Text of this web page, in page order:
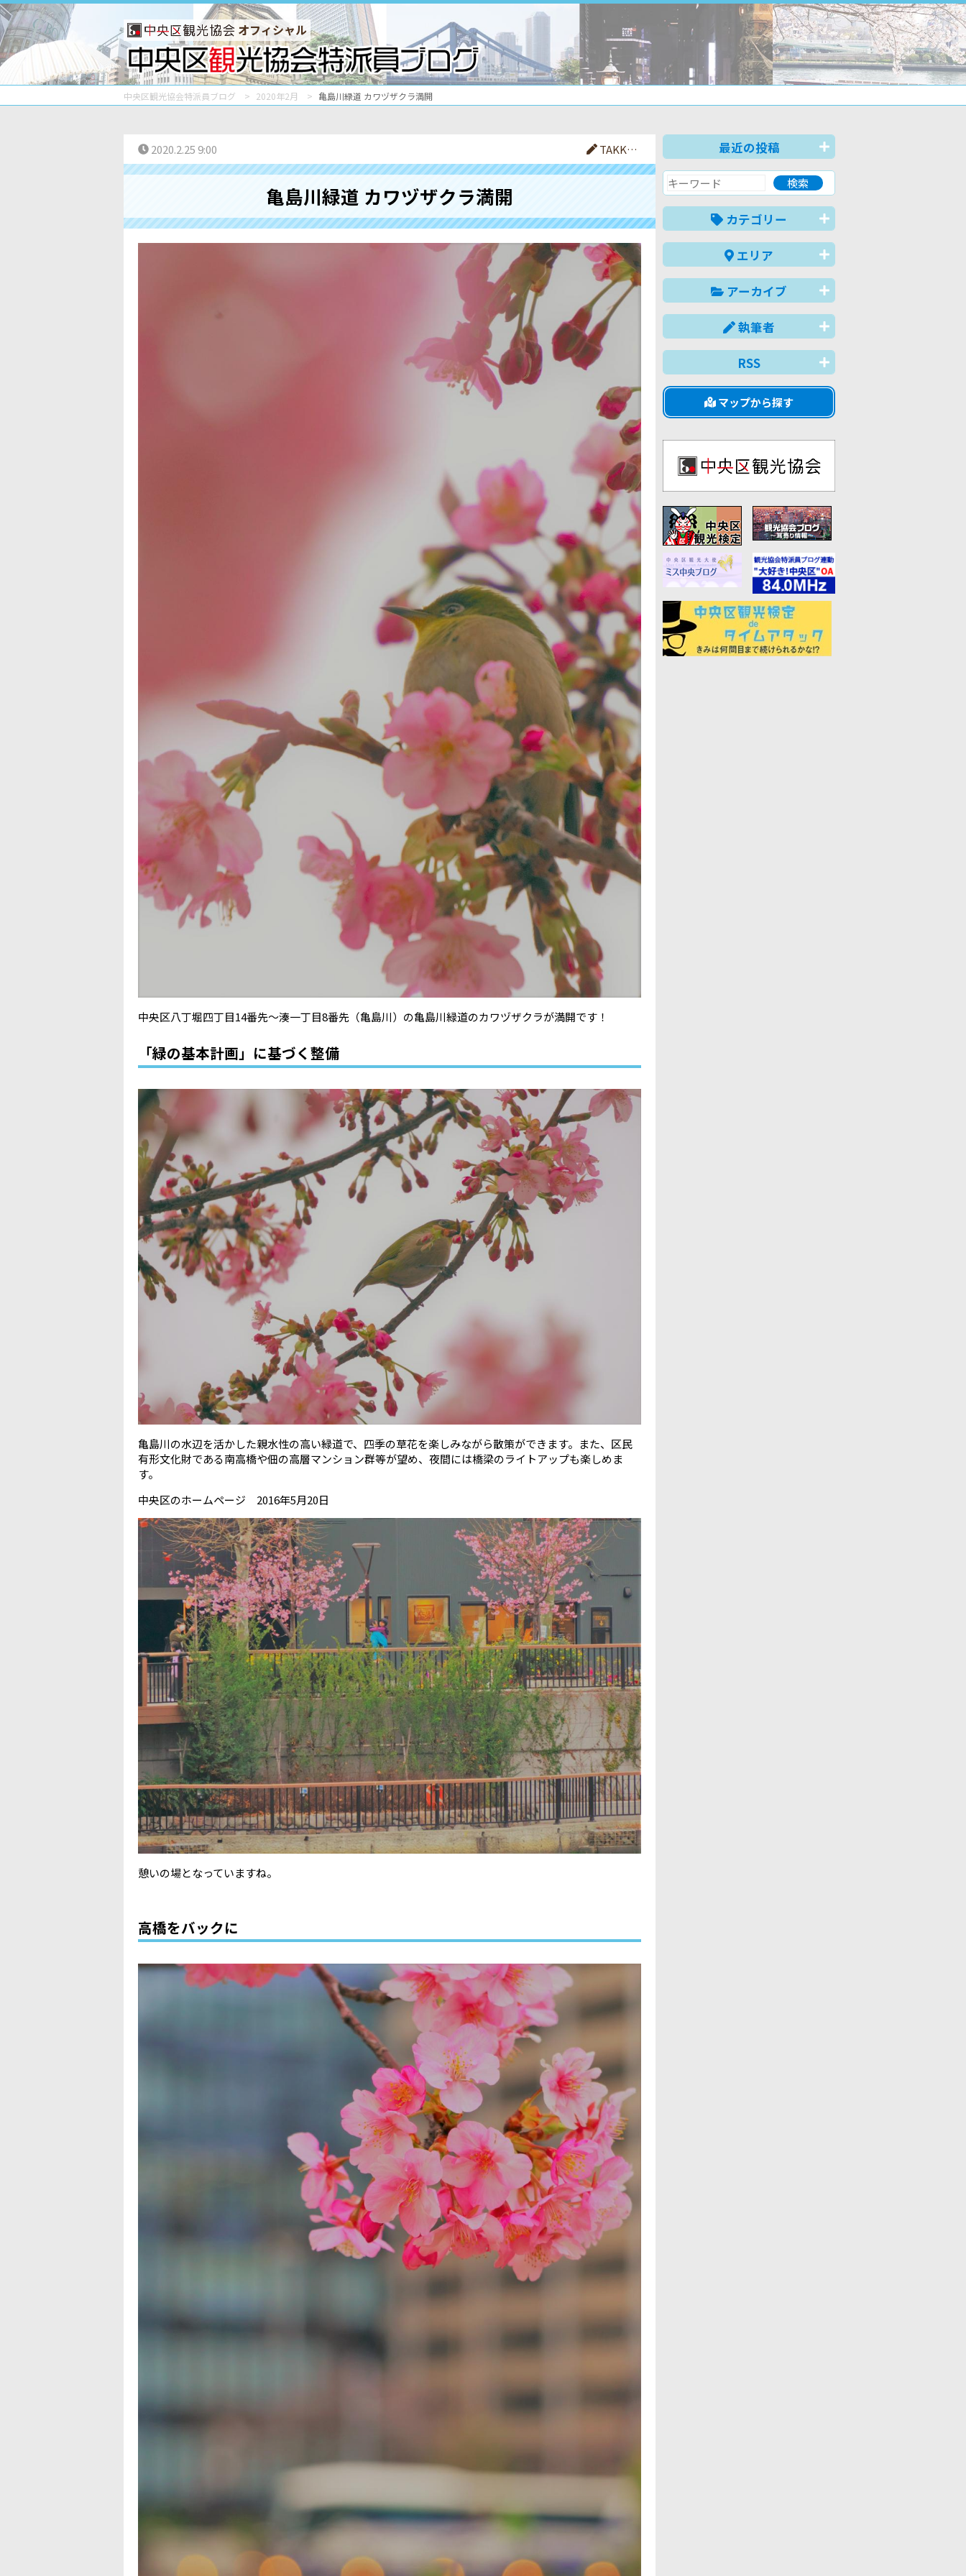
オフィシャル
中央区観光協会特派員ブログ 2020年2月 亀島川緑道 カワヅザクラ満開
2020.2.25 9:00 TAKK…
亀島川緑道 カワヅザクラ満開
中央区八丁堀四丁目14番先～湊一丁目8番先（亀島川）の亀島川緑道のカワヅザクラが満開です！
「緑の基本計画」に基づく整備
亀島川の水辺を活かした親水性の高い緑道で、四季の草花を楽しみながら散策ができます。また、区民
有形文化財である南高橋や佃の高層マンション群等が望め、夜間には橋梁のライトアップも楽しめま
す。
中央区のホームページ 2016年5月20日
憩いの場となっていますね。
高橋をバックに
最近の投稿
カテゴリー
エリア
アーカイブ
執筆者
RSS
マップから探す